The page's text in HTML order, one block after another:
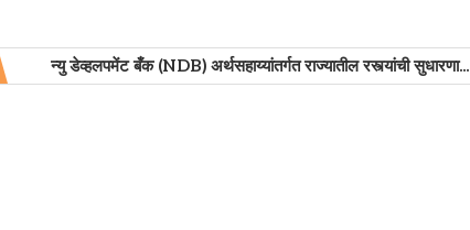
न्यु डेव्हलपमेंट बँक (NDB) अर्थसहाय्यांतर्गत राज्यातील रस्त्यांची सुधारणा...